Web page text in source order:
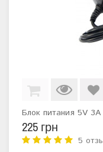
Блок питания 5V 3A
225 грн
5